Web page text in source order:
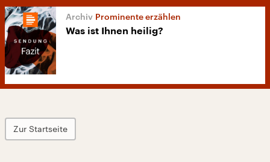
Prominente erzählen
Was ist Ihnen heilig?
Zur Startseite